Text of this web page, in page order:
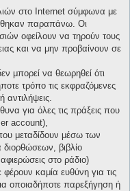
στο Internet σύμφωνα με
παραπάνω. Οι
οφείλουν να τηρούν τους
και να μην προβαίνουν σε
μπορεί να θεωρηθεί ότι
τρόπο τις εκφραζόμενες
αντιλήψεις.
για όλες τις πράξεις που
account),
μεταδίδουν μέσω των
διορθώσεων, βιβλίο
στο ράδιο)
φέρουν καμία ευθύνη για τις
οποιαδήποτε παρεξήγηση ή